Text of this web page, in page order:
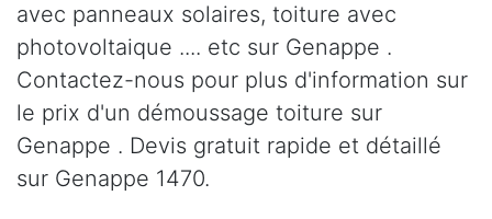
avec panneaux solaires, toiture avec
photovoltaique .... etc sur Genappe .
Contactez-nous pour plus d'information sur
le prix d'un démoussage toiture sur
Genappe . Devis gratuit rapide et détaillé
sur Genappe 1470.